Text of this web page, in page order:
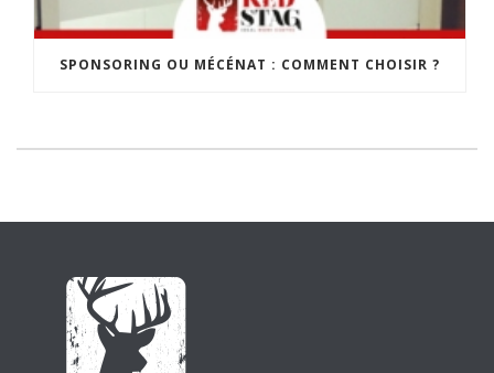
SPONSORING OU MÉCÉNAT : COMMENT CHOISIR ?